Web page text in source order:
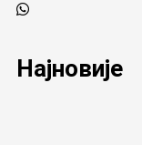
Најновије